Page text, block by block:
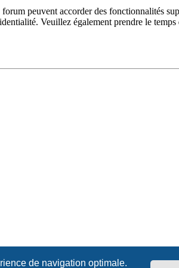
de navigation optimale.
peuvent accorder des fonctionnalités
Veuillez également prendre le temps